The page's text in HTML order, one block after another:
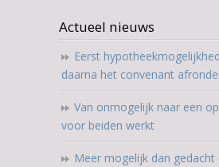
Actueel nieuws
Eerst
daarna het convenant
Van onmogelijk naar een
voor beiden werkt
Meer mogelijk dan gedacht